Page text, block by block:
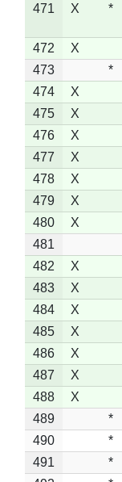
471
X *
472 X
473
*
474
X
475
X
476
X
477
X
478
X
479
X
480
X
481
482
X
483
X
484
X
485
X
486
X
487
X
488
X
489
*
490
*
491
*